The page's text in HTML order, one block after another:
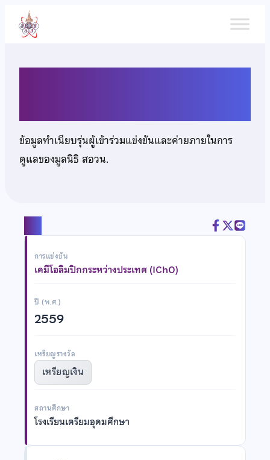
เนื้อหา
ข้อมูลทำเนียบรุ่นผู้เข้าร่วมแข่งขันและค่ายภายในการ
ดูแลของมูลนิธิ สอวน.
การแข่งขัน
เคมีโอลิมปิกกระหว่างประเทศ (IChO)
ปี (พ.ศ.)
2559
เหรียญรางวัล
เหรียญเงิน
สถานศึกษา
โรงเรียนเตรียมอุดมศึกษา